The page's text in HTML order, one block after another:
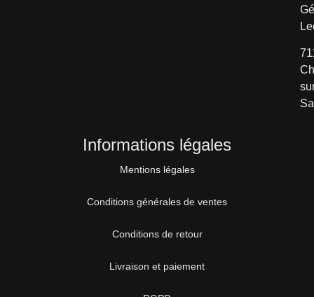
Informations légales
Mentions légales
Conditions générales de ventes
Conditions de retour
Livraison et paiement